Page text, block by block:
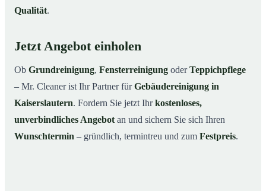
Qualität.
Jetzt Angebot einholen
Ob Grundreinigung, Fensterreinigung oderTeppichpflege
– Mr. Cleaner ist Ihr Partner fürGebäudereinigung in
Kaiserslautern. Fordern Sie jetzt Ihrkostenloses,
unverbindliches Angebot an und sichern Sie sich Ihren
Wunschtermin – gründlich, termintreu und zum Festpreis.